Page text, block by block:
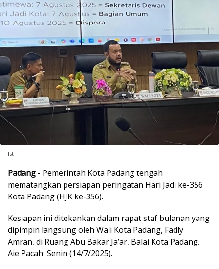
Ist
Padang - Pemerintah Kota Padang tengah
mematangkan persiapan peringatan Hari Jadi ke-356
Kota Padang (HJK ke-356).
Kesiapan ini ditekankan dalam rapat staf bulanan yang
dipimpin langsung oleh Wali Kota Padang, Fadly
Amran, di Ruang Abu Bakar Ja’ar, Balai Kota Padang,
Aie Pacah, Senin (14/7/2025).